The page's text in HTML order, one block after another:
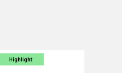
Highlight